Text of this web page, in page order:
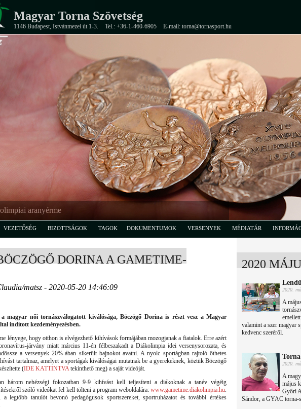
Magyar Torna Szövetség
1146 Budapest, Istvánmezei út 1-3. Tel.: +36-1-460-6905 E-mail: torna@tornasport.hu
aranyérme
VEZETŐSÉG BIZOTTSÁGOK TAGOK DOKUMENTUMOK VERSENYEK MÉDIATÁR
DORINA A GAMETIME-
matsz - 2020-05-20 14:46:09
magyar női tornászválogatott kiválósága, Böczögő Dorina is részt vesz a Magyar
indított kezdeményezésben.
lényege, hogy otthon is elvégezhető kihívások formájában mozogjanak a fiatalok. Erre azért
járvány miatt március 11-én félbeszakadt a Diákolimpia idei versenysorozata, és
a versenyek 20%-ában sikerült bajnokot avatni. A nyolc sportágban rajtoló öthetes
tartalmaz, amelyet a sportágak kiválóságai mutatnak be a gyerekeknek, köztük Böczögő
(IDE KATTINTVAtekinthető meg) a saját videóját.
három nehézségi fokozatban 9-9 kihívást kell teljesíteni a diákoknak a tanév végéig
szóló videókat fel kell tölteni a program weboldalára: www.gametime.diakolimpia.hu.
legtöbb tanulót bevonó pedagógusok sportszereket, sportruházatot és további értékes
2020
2020.
A
valamint a szer magyar
kedvenc szeréről.
2020.
A
május
Győri
Sándor, a GYAC torna-